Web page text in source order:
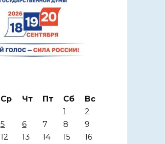
Ср Чт Пт Сб
Вс
1
2
5 6 7 8
9
12 13 14 15
16